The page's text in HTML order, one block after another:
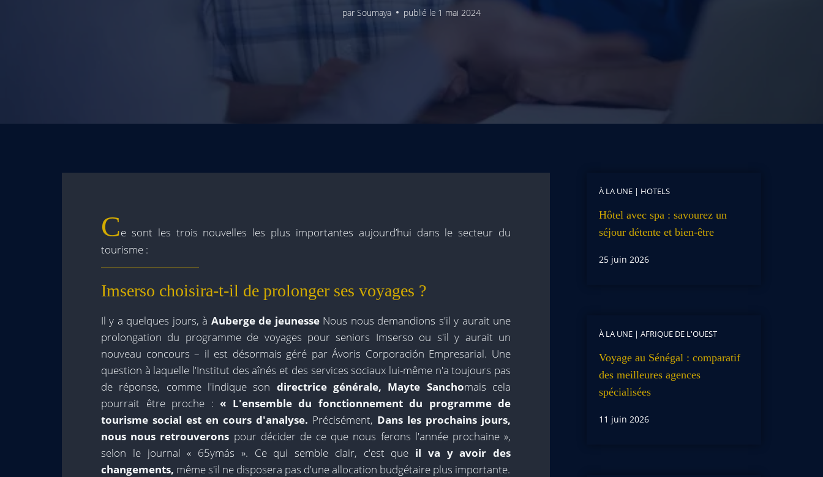
par Soumaya publié le 1 mai 2024
Ce sont les trois nouvelles les plus importantes aujourd’hui dans le secteur du
tourisme :
Imserso choisira-t-il de prolonger ses voyages ?
Il y a quelques jours, à Auberge de jeunesseNous nous demandions s'il y aurait une
prolongation du programme de voyages pour seniors Imserso ou s'il y aurait un
nouveau concours – il est désormais géré par Ávoris Corporación Empresarial. Une
question à laquelle l'Institut des aînés et des services sociaux lui-même n'a toujours pas
de réponse, comme l'indique son directrice générale, Mayte Sanchomais cela
pourrait être proche : « L'ensemble du fonctionnement du programme de
tourisme social est en cours d'analyse. Précisément, Dans les prochains jours,
nous nous retrouverons pour décider de ce que nous ferons l'année prochaine »,
selon le journal « 65ymás ». Ce qui semble clair, c'est que il va y avoir des
changements, même s'il ne disposera pas d'une allocation budgétaire plus importante.
À LA UNE| HOTELS
Hôtel avec spa : savourez un
séjour détente et bien-être
25 juin 2026
À LA UNE| AFRIQUE DE L'OUEST
Voyage au Sénégal : comparatif
des meilleures agences
spécialisées
11 juin 2026